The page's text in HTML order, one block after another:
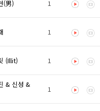
(男) 1
1
(Illit) 1
& 신성 &
1